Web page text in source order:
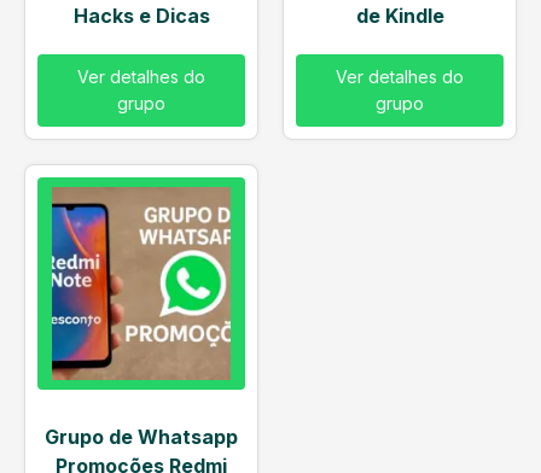
Hacks e Dicas
Ver detalhes do
grupo
de Kindle
Ver detalhes do
grupo
Grupo de Whatsapp
Promoções Redmi